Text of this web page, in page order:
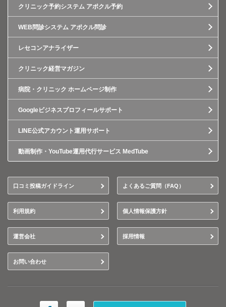
クリニック予約システム アポクル予約
WEB問診システム アポクル問診
レセコンアナライザー
クリニック経営マガジン
病院・クリニック ホームページ制作
Googleビジネスプロフィールサポート
LINE公式アカウント運用サポート
動画制作・YouTube運用代行サービス MedTube
口コミ投稿ガイドライン よくあるご質問（FAQ）
利用規約 個人情報保護方針
運営会社 採用情報
お問い合わせ